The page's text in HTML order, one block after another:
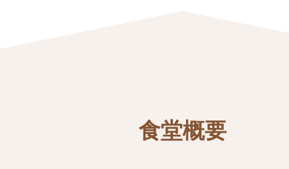
食堂概要